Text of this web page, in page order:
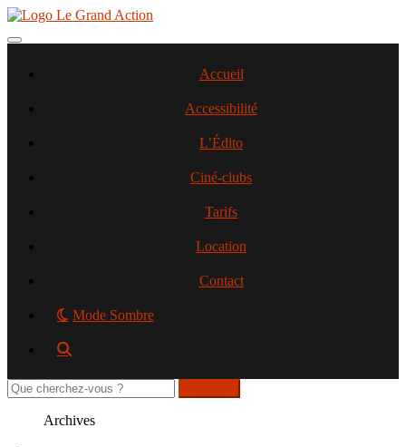
Aller
contenu
Toggle navigation
Accueil
Accessibilité
L’Édito
Ciné-clubs
Tarifs
Location
Contact
Mode Sombre
Rechercher
sur
Archives